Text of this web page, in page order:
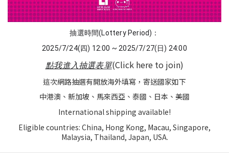
抽選時間(Lottery Period)：
2025/7/24(四) 12:00 ~ 2025/7/27(日) 24:00
點我進入抽選表單(Click here to join)
這次網路抽選有開放海外填寫，寄送國家如下
中港澳、新加坡、馬來西亞、泰國、日本、美國
International shipping available!
Eligible countries: China, Hong Kong, Macau, Singapore,
Malaysia, Thailand, Japan, USA.